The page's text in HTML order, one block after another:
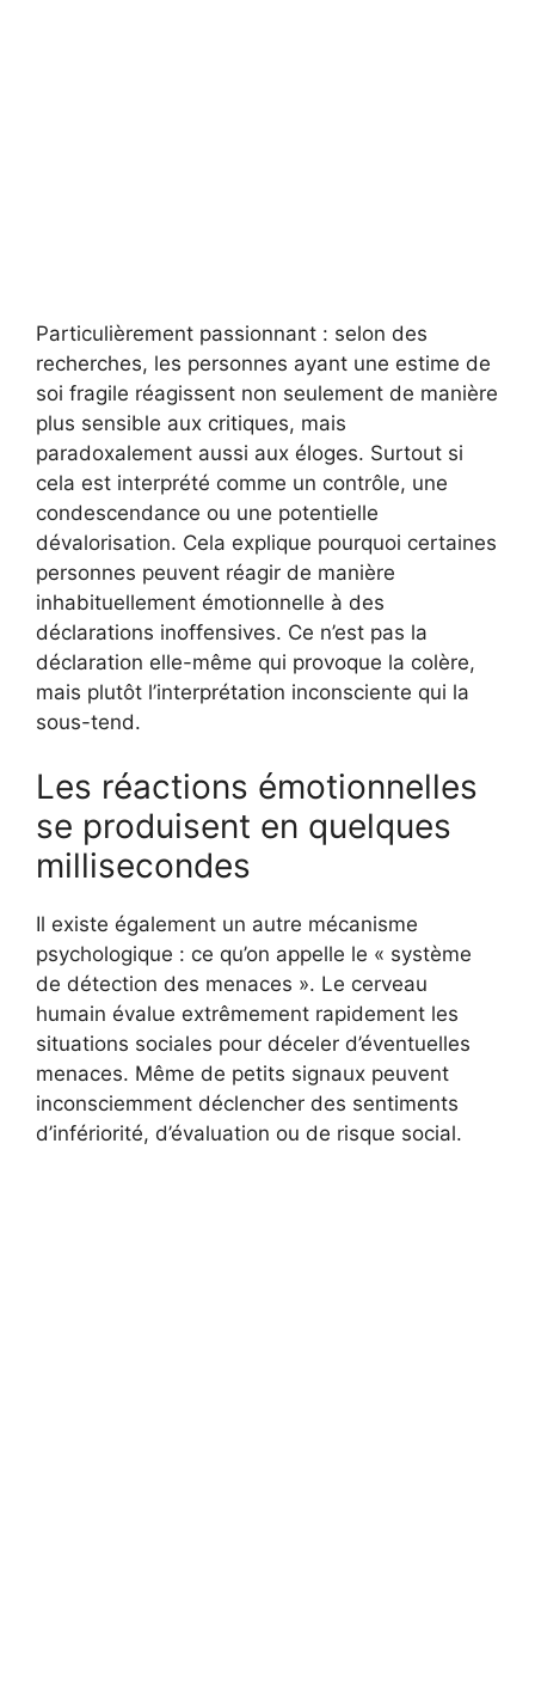
Particulièrement passionnant : selon des
recherches, les personnes ayant une estime de
soi fragile réagissent non seulement de manière
plus sensible aux critiques, mais
paradoxalement aussi aux éloges. Surtout si
cela est interprété comme un contrôle, une
condescendance ou une potentielle
dévalorisation. Cela explique pourquoi certaines
personnes peuvent réagir de manière
inhabituellement émotionnelle à des
déclarations inoffensives. Ce n’est pas la
déclaration elle-même qui provoque la colère,
mais plutôt l’interprétation inconsciente qui la
sous-tend.
Les réactions émotionnelles
se produisent en quelques
millisecondes
Il existe également un autre mécanisme
psychologique : ce qu’on appelle le « système
de détection des menaces ». Le cerveau
humain évalue extrêmement rapidement les
situations sociales pour déceler d’éventuelles
menaces. Même de petits signaux peuvent
inconsciemment déclencher des sentiments
d’infériorité, d’évaluation ou de risque social.